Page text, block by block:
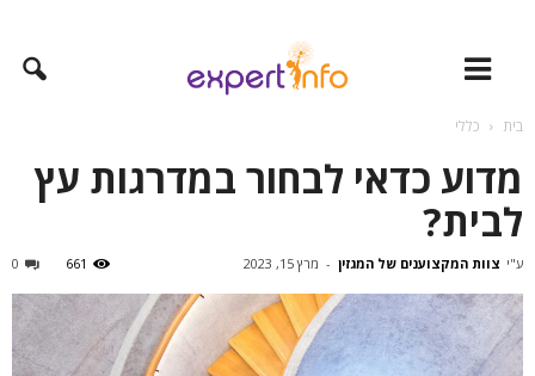
בית כללי
מדוע כדאי לבחור במדרגות עץ
לבית?
ע"י צוות המקצוענים של המגזין - מרץ 15, 2023 0 661